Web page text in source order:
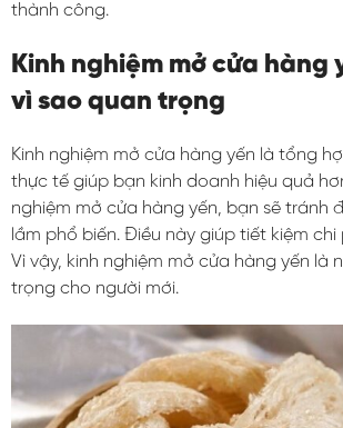
thành công.
Kinh nghiệm mở cửa hàng
vì sao quan trọng
Kinh nghiệm mở cửa hàng yến là tổng
thực tế giúp bạn kinh doanh hiệu quả
nghiệm mở cửa hàng yến, bạn sẽ tránh
lầm phổ biến. Điều này giúp tiết kiệm chi
Vì vậy, kinh nghiệm mở cửa hàng yến là
trọng cho người mới.